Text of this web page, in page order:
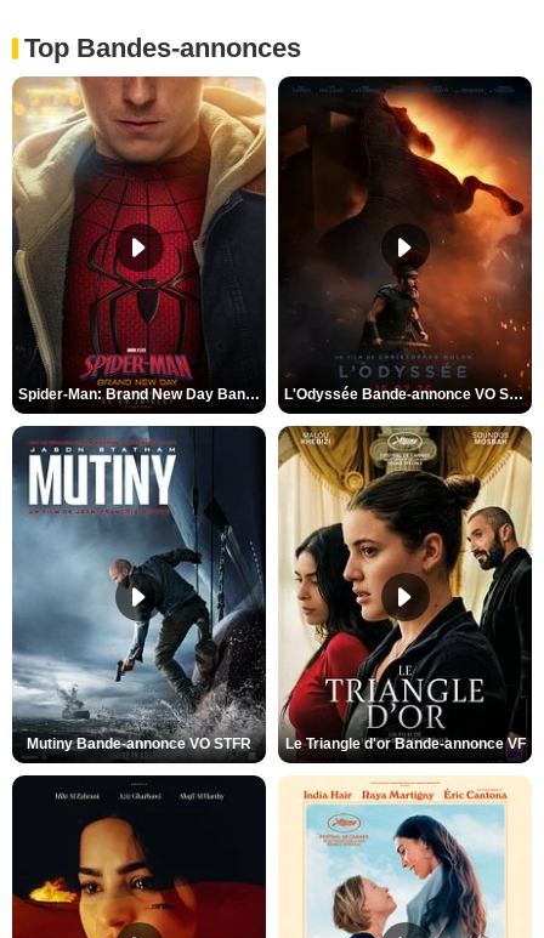
Top Bandes-annonces
Spider-Man: Brand New Day Bande-annonce VO STFR L'Odyssée Bande-annonce VO STFR
Mutiny Bande-annonce VO STFR Le Triangle d'or Bande-annonce VF